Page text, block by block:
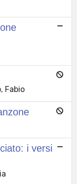
Fabio
i versi